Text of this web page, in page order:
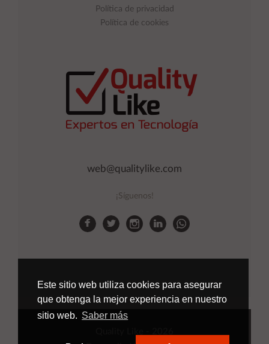
Este sitio web utiliza cookies para asegurar
que obtenga la mejor experiencia en nuestro
sitio web. Saber más
web@qualitylike.com
¡Síguenos!
Política de privacidad
Política de cookies